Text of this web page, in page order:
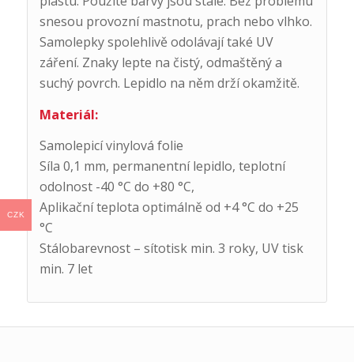
snesou provozní mastnotu, prach nebo vlhko.
Samolepky spolehlivě odolávají také UV
záření. Znaky lepte na čistý, odmaštěný a
suchý povrch. Lepidlo na něm drží okamžitě.
Materiál:
Samolepicí vinylová folie
Síla 0,1 mm, permanentní lepidlo, teplotní
odolnost -40 °C do +80 °C,
Aplikační teplota optimálně od +4 °C do +25
°C
Stálobarevnost – sítotisk min. 3 roky, UV tisk
min. 7 let
CZK